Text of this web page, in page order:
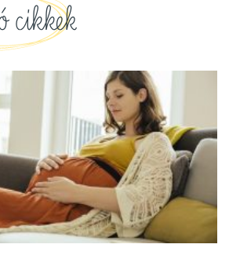
cikkek